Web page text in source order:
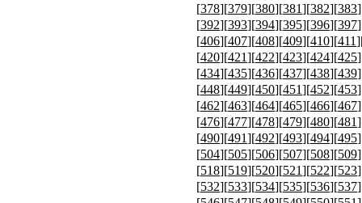
[378][379][380][381][382][383
[392][393][394][395][396][397
[406][407][408][409][410][411
[420][421][422][423][424][425
[434][435][436][437][438][439
[448][449][450][451][452][453
[462][463][464][465][466][467
[476][477][478][479][480][481
[490][491][492][493][494][495
[504][505][506][507][508][509
[518][519][520][521][522][523
[532][533][534][535][536][537